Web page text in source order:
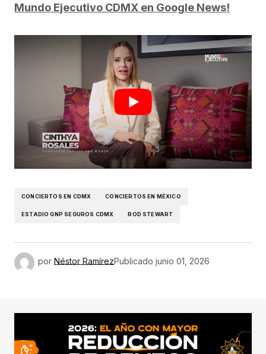
Mundo Ejecutivo CDMX en Google News!
CONCIERTOS EN CDMX CONCIERTOS EN MÉXICO
ESTADIO GNP SEGUROS CDMX ROD STEWART
por Néstor RamírezPublicado junio 01, 2026